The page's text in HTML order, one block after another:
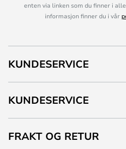
enten via linken som du finner i
informasjon finner du i vår
KUNDESERVICE
KUNDESERVICE
FRAKT OG RETUR